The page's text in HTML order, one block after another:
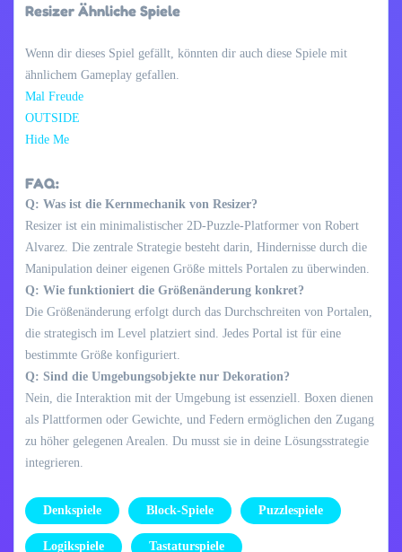
Resizer Ähnliche Spiele
Wenn dir dieses Spiel gefällt, könnten dir auch diese Spiele mit
ähnlichem Gameplay gefallen.
Mal Freude
OUTSIDE
Hide Me
FAQ:
Q: Was ist die Kernmechanik von Resizer?
Resizer ist ein minimalistischer 2D-Puzzle-Platformer von Robert
Alvarez. Die zentrale Strategie besteht darin, Hindernisse durch die
Manipulation deiner eigenen Größe mittels Portalen zu überwinden.
Q: Wie funktioniert die Größenänderung konkret?
Die Größenänderung erfolgt durch das Durchschreiten von Portalen,
die strategisch im Level platziert sind. Jedes Portal ist für eine
bestimmte Größe konfiguriert.
Q: Sind die Umgebungsobjekte nur Dekoration?
Nein, die Interaktion mit der Umgebung ist essenziell. Boxen dienen
als Plattformen oder Gewichte, und Federn ermöglichen den Zugang
zu höher gelegenen Arealen. Du musst sie in deine Lösungsstrategie
integrieren.
Denkspiele Block-Spiele Puzzlespiele
Logikspiele Tastaturspiele